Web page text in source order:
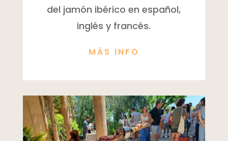
del jamón ibérico en español,
inglés y francés.
MÁS INFO